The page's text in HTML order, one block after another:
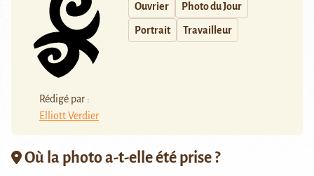
Rédigé par :
Elliott Verdier
Ouvrier Photo du Jour
Portrait Travailleur
Où la photo a-t-elle été prise ?